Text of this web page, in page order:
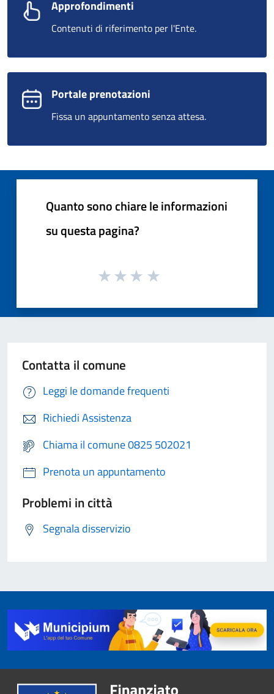
Approfondimenti
Contenuti di riferimento per l'Ente.
Portale prenotazioni
Fissa un appuntamento senza attesa.
Quanto sono chiare le informazioni
su questa pagina?
Contatta il comune
Leggi le domande frequenti
Richiedi Assistenza
Chiama il comune 0825 502021
Prenota un appuntamento
Problemi in città
Segnala disservizio